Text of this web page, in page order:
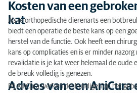
Kosten van een
kat
Als je orthopedische dierenarts een
biedt een operatie de beste kans op een
herstel van de functie. Ook heeft een
kans op complicaties en is er minder
revalidatie is je kat weer helemaal de oude
de breuk volledig is genezen.
Advies van een AniCura
Bij AniCura werken deskundigen op het